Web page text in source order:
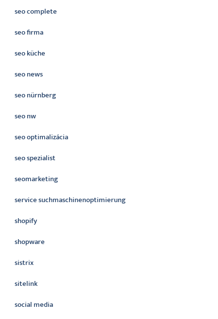
seo complete
seo firma
seo küche
seo news
seo nürnberg
seo nw
seo optimalizácia
seo spezialist
seomarketing
service suchmaschinenoptimierung
shopify
shopware
sistrix
sitelink
social media